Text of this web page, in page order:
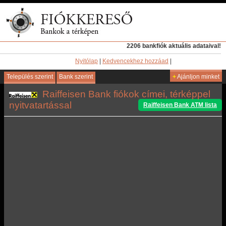
2206 bankfiók aktuális adataival!
Nyitólap Kedvencekhez hozzáad
Település szerint Bank szerint +Ajánljon minket
Raiffeisen Bank fiókok címei, térképpel
nyitvatartással
Raiffeisen Bank ATM lista